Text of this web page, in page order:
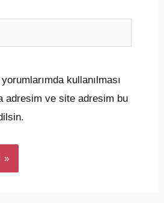
kullanılması
adresim ve site adresim bu